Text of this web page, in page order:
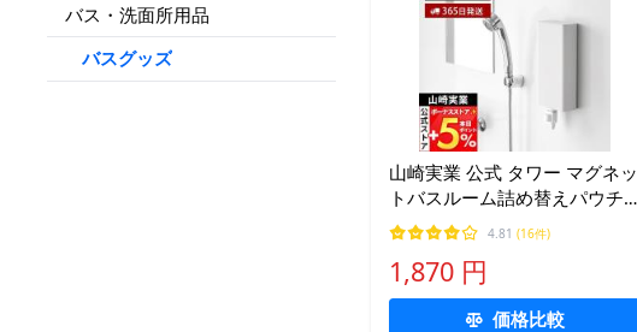
バス・洗面所用品
バスグッズ
山崎実業 公式 タワー マグネッ
トバスルーム詰め替えパウチ
ディスペンサー収納ホルダー L
tower 磁石 差し込むだけ 浴室
壁面 10141 10142
4.81 (16件)
1,870 円
価格比較